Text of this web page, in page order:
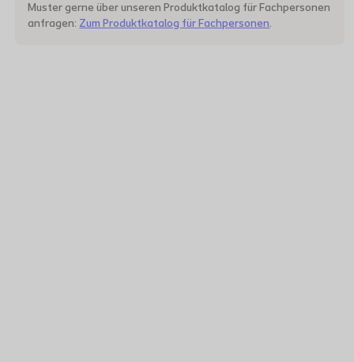
334343 - 7.5x7.5 cm - MiGeL Rückvergütungsnr.:
35.05.04.02.1 - PH Code: 4671582
Muster gerne über unseren Produktkatalog für Fachpersonen
anfragen: Zum Produktkatalog für Fachpersonen.